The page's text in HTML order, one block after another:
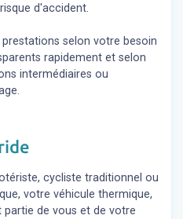
d'accident.
selon votre besoin
rapidement et selon
intermédiaires ou
cycliste traditionnel ou
votre véhicule thermique,
de vous et de votre